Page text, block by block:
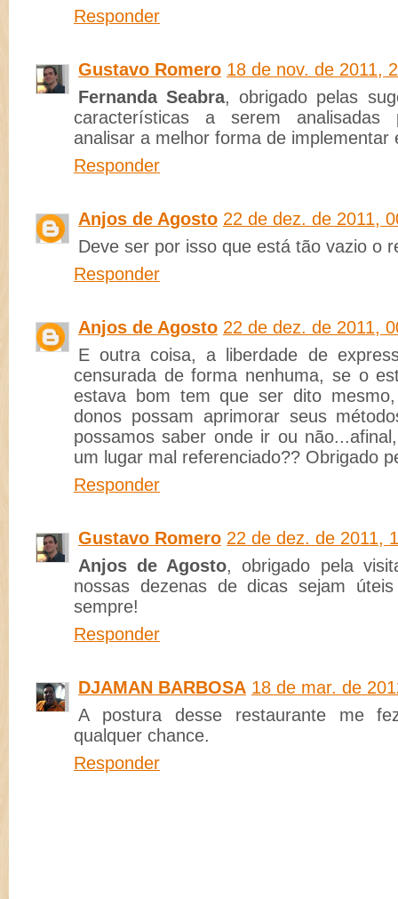
Responder
Gustavo Romero 18 de nov. de 2011,
Fernanda Seabra, obrigado pelas
características a serem
analisar a melhor forma de implementar
Responder
Anjos de Agosto 22 de dez. de 2011,
Deve ser por isso que está tão vazio o
Responder
Anjos de Agosto 22 de dez. de 2011,
E outra coisa, a liberdade de
censurada de forma nenhuma, se o
estava bom tem que ser dito
donos possam aprimorar seus
possamos saber onde ir ou
um lugar mal referenciado?? Obrigado
Responder
Gustavo Romero 22 de dez. de 2011,
Anjos de Agosto, obrigado pela
nossas dezenas de dicas sejam
sempre!
Responder
DJAMAN BARBOSA 18 de mar. de
A postura desse restaurante me
qualquer chance.
Responder